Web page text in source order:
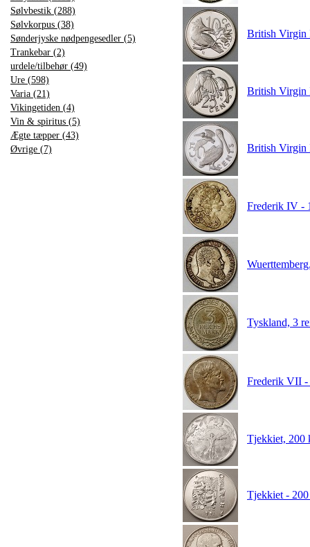
Sølvbestik (288)
Sølvkorpus (38)
Sønderjyske nødpengesedler (5)
Trankebar (2)
urdele/tilbehør (49)
Ure (598)
Varia (21)
Vikingetiden (4)
Vin & spiritus (5)
Ægte tæpper (43)
Øvrige (7)
British Virgin
British Virgin
British Virgin
Frederik IV -
Tyskland, 3
Frederik VII -
Tjekkiet, 200
Tjekkiet -